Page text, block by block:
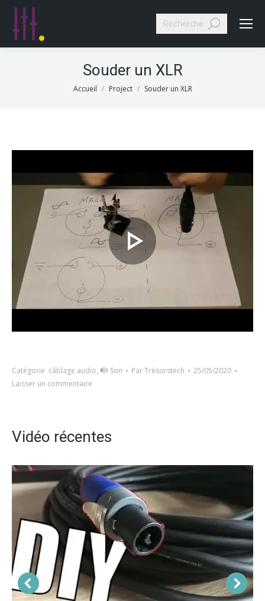
Search:
Souder un XLR
Vous êtes ici :
Accueil Project Souder un XLR
Catégorie câblage audio, Son ParTrésorstech
25/05/2020
Laisser un commentaire
Vidéo récentes